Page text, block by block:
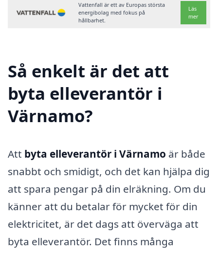
Vattenfall är ett av Europas största
energibolag med fokus på
hållbarhet.
Läs
mer
Så enkelt är det att
byta elleverantör i
Värnamo?
Att byta elleverantör i Värnamo är både
snabbt och smidigt, och det kan hjälpa dig
att spara pengar på din elräkning. Om du
känner att du betalar för mycket för din
elektricitet, är det dags att överväga att
byta elleverantör. Det finns många